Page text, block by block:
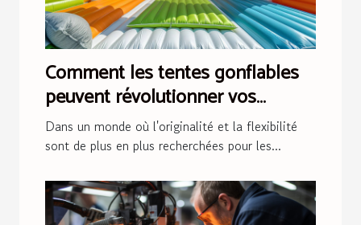
Comment les tentes gonflables
peuvent révolutionner vos
événements
Dans un monde où l'originalité et la flexibilité
sont de plus en plus recherchées pour les...